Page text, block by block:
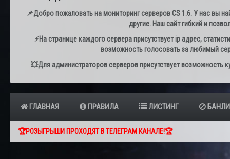
📌Добро пожаловать на мониторинг серверов CS 1.6. У нас вы
другие. Наш сайт гибкий и
⚡️На странице каждого сервера присутствует ip адрес,
возможность голосовать за любимый
💥Для администраторов серверов присутствует возможность
ГЛАВНАЯ ПРАВИЛА ЛИСТИНГ
🏆РОЗЫГРЫШИ ПРОХОДЯТ В ТЕЛЕГРАМ КАНАЛЕ!🏆